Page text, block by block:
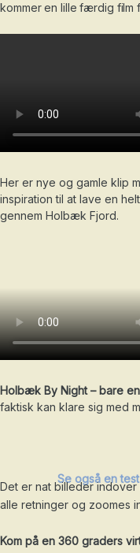
kommer en lille færdig film
Her er nye og gamle klip
inspiration til at lave en
gennem Holbæk Fjord.
Holbæk By Night – bare
faktisk kan klare sig med
Se også en
Det er nat billeder
alle retninger og zoomes
Kom på en 360 graders